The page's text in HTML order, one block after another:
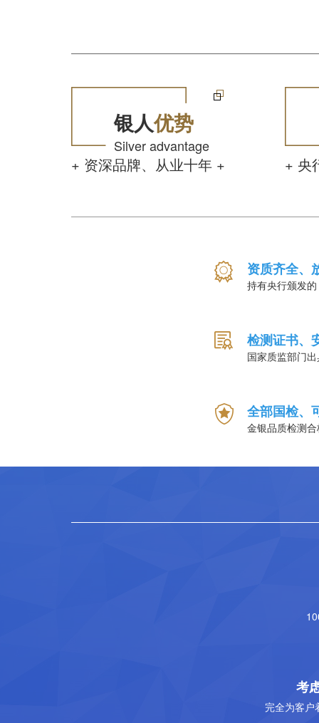
银人优势
Silver advantage
+ 资深品牌、从业十年 + + 央
资质齐全、
持有央行颁发
检测证书、
国家质监部门
全部国检、
金银品质检测
考
完全为客户